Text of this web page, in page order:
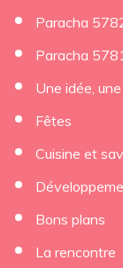
Paracha
Paracha
Une idée,
Fêtes
Cuisine et
Bons plans
La rencontre